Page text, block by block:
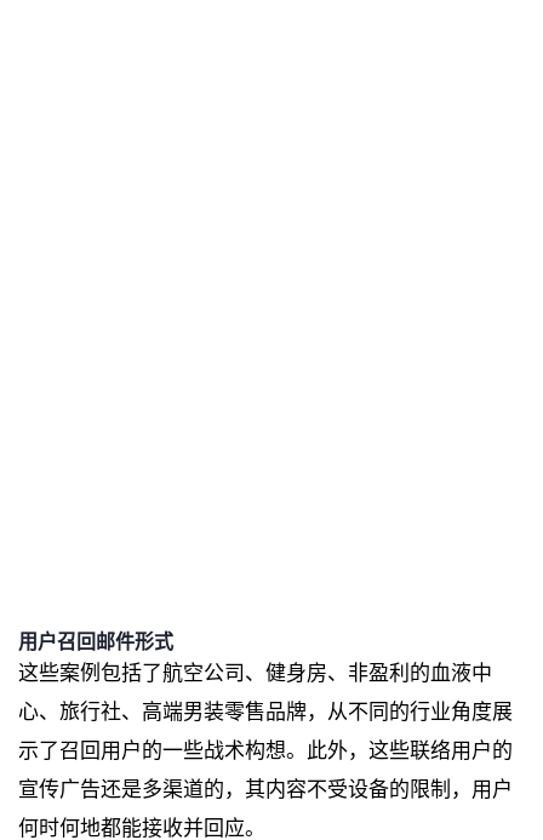
用户召回邮件形式
这些案例包括了航空公司、健身房、非盈利的血液中
心、旅行社、高端男装零售品牌，从不同的行业角度展
示了召回用户的一些战术构想。此外，这些联络用户的
宣传广告还是多渠道的，其内容不受设备的限制，用户
何时何地都能接收并回应。